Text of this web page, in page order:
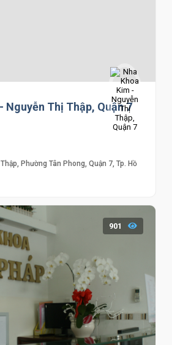
Nguyễn Thị Thập, Quận 7
Phường Tân Phong, Quận 7, Tp. Hồ
901